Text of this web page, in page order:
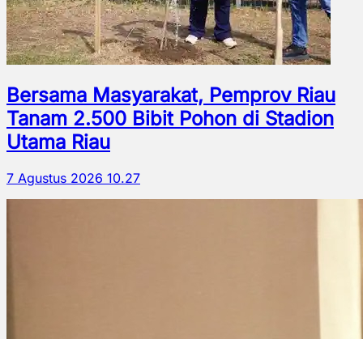
Bersama Masyarakat, Pemprov Riau
Tanam 2.500 Bibit Pohon di Stadion
Utama Riau
7 Agustus 2026 10.27